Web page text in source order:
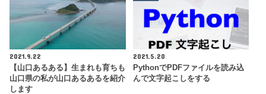
2021.9.22
【山口あるある】生まれも育ちも
山口県の私が山口あるあるを紹介
します
2021.5.20
PythonでPDFファイルを読み込
んで文字起こしをする